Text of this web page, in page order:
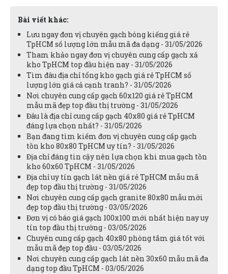
Bài viết khác:
Lưu ngay đơn vị chuyên gạch bóng kiếng giá rẻ
TpHCM số lượng lớn mẫu mã đa dạng - 31/05/2026
Tham khảo ngay đơn vị chuyên cung cấp gạch xả
kho TpHCM top đầu hiện nay - 31/05/2026
Tìm đâu địa chỉ tổng kho gạch giá rẻ TpHCM số
lượng lớn giá cả cạnh tranh? - 31/05/2026
Nơi chuyên cung cấp gạch 60x120 giá rẻ TpHCM
mẫu mã đẹp top đầu thị trường - 31/05/2026
Đâu là địa chỉ cung cấp gạch 40x80 giá rẻ TpHCM
đáng lựa chọn nhất? - 31/05/2026
Bạn đang tìm kiếm đơn vị chuyên cung cấp gạch
tồn kho 80x80 TpHCM uy tín? - 31/05/2026
Địa chỉ đáng tin cậy nên lựa chọn khi mua gạch tồn
kho 60x60 TpHCM - 31/05/2026
Địa chỉ uy tín gạch lát nền giá rẻ TpHCM mẫu mã
đẹp top đầu thị trường - 31/05/2026
Nơi chuyên cung cấp gạch granite 80x80 mẫu mới
đẹp top đầu thị trường - 03/05/2026
Đơn vị có báo giá gạch 100x100 mới nhất hiện nay uy
tín top đầu thị trường - 03/05/2026
Chuyên cung cấp gạch 40x80 phòng tắm giá tốt với
mẫu mã đẹp top đầu - 03/05/2026
Nơi chuyên cung cấp gạch lát nền 30x60 mẫu mã đa
dạng top đầu TpHCM - 03/05/2026